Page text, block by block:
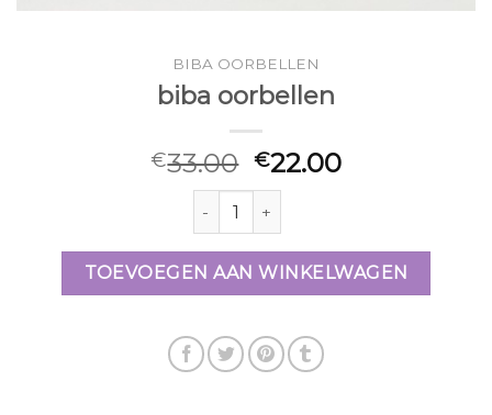
BIBA OORBELLEN
biba oorbellen
€33.00 €22.00
biba oorbellen aantal
TOEVOEGEN AAN WINKELWAGEN